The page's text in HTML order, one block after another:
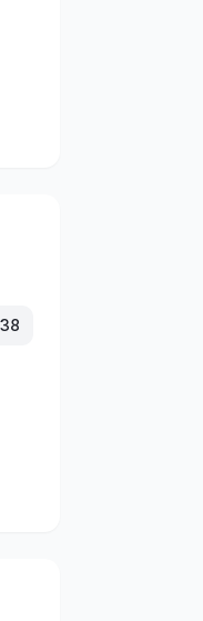
38